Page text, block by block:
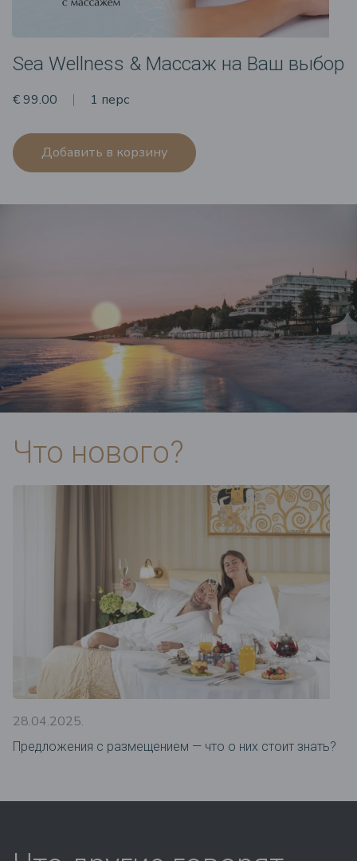
Sea Wellness & Массаж на Ваш выбор
€ 99.00 1 перс
Добавить в корзину
Что нового?
28.04.2025.
Предложения c размещением — что о них стоит знать?